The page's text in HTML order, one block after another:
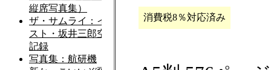
消費税8％対応済み